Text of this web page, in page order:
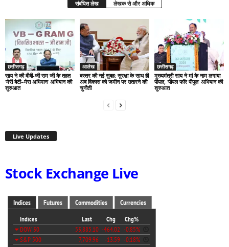
संबंधित लेख लेखक से और अधिक
छत्तीसगढ़
साय ने की वीबी-जी राम जी के तहत
‘मेरी बेटी–मेरा अभिमान’ अभियान की
शुरुआत
आलेख
बस्तर की नई सुबह: सुरक्षा के साथ ही
अब विकास को जमीन पर उतारने की
चुनौती
छत्तीसगढ़
मुख्यमंत्री साय ने मां के नाम लगाया
पीपल, ‘पीपल फॉर पीपुल’ अभियान की
शुरुआत
Live Updates
Stock Exchange Live